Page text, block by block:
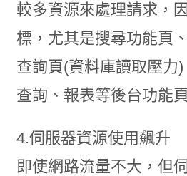
較多資源來處理請求，
標，尤其是搜尋功能頁
查詢頁(資料庫讀取壓力
查詢、報表等後台功能
4.伺服器資源使用飆升
即使網路流量不大，但